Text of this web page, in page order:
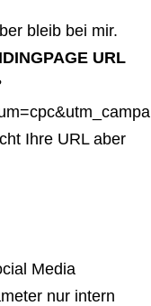
bleib bei mir.
URL
Ihre URL aber
Media
nur intern